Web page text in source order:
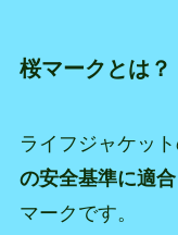
桜マークとは？
ライフジャケッ
の安全基準に適
マークです。